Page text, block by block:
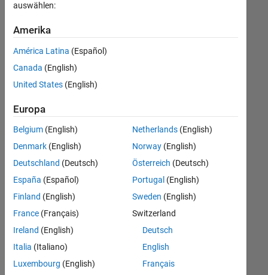
Sales Operations
Marketing Communications
Business Model Team
Finance and Operations
Human Resources
Derzeit
es
keine
offenen
Stellen,
Ihren
Suchkriterien
entsprechen.
können
die
Suchkriterien
weiter
fassen
oder
alle
Stellenangebote
anzeigen .
auswählen:
Amerika
América Latina (Español)
Canada (English)
United States (English)
Europa
Belgium (English)
Denmark (English)
Deutschland (Deutsch)
España (Español)
Finland (English)
France (Français)
Ireland (English)
Italia (Italiano)
Luxembourg (English)
Netherlands(English)
Norway(English)
Österreich (Deutsch)
Portugal (English)
Sweden (English)
Switzerland
Deutsch
English
Français